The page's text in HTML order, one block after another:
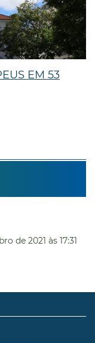
EM 53
de 2021 às 17:31